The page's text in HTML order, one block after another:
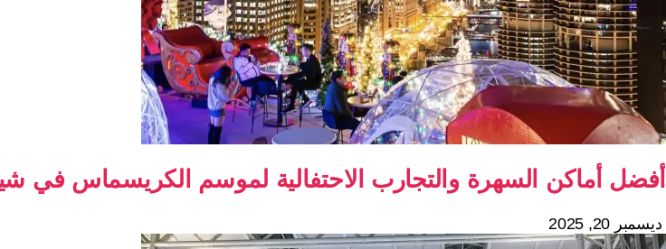
أفضل أماكن السهرة والتجارب الاحتفالية لموسم الكريسماس في
ديسمبر 20, 2025